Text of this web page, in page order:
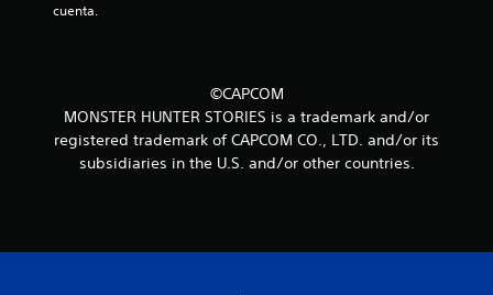
cuenta.
©CAPCOM
MONSTER HUNTER STORIES is a trademark and/or
registered trademark of CAPCOM CO., LTD. and/or its
subsidiaries in the U.S. and/or other countries.